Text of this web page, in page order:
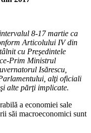
8-17 martie ca
Articolului IV din
cu Preşedintele
Prim Ministrul
Isărescu,
alţi oficiali
alte părţi implicate.
a economiei sale
săi macroeconomici sunt